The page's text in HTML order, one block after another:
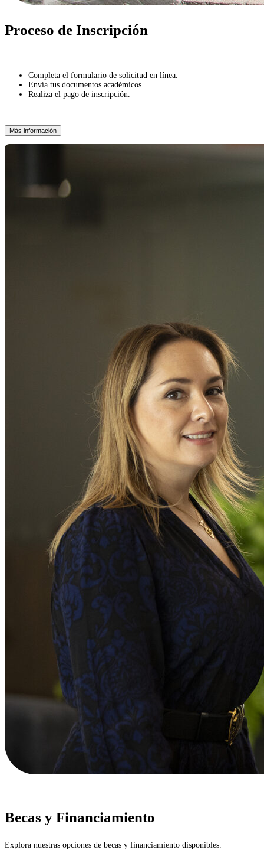
Proceso de Inscripción
Completa el formulario de solicitud en línea.
Envía tus documentos académicos.
Realiza el pago de inscripción.
Más información
Becas y Financiamiento
Explora nuestras opciones de becas y financiamiento disponibles.